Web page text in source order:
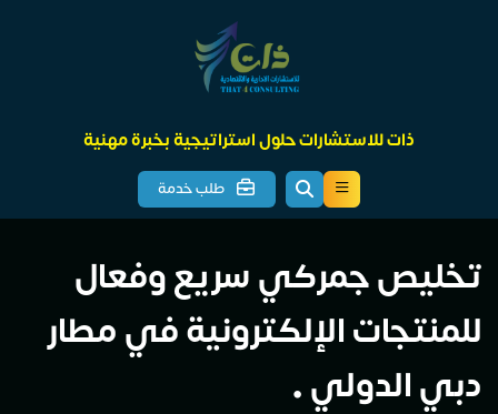
ذات للاستشارات حلول استراتيجية بخبرة مهنية
طلب خدمة
تخليص جمركي سريع وفعال
للمنتجات الإلكترونية في مطار
دبي الدولي •